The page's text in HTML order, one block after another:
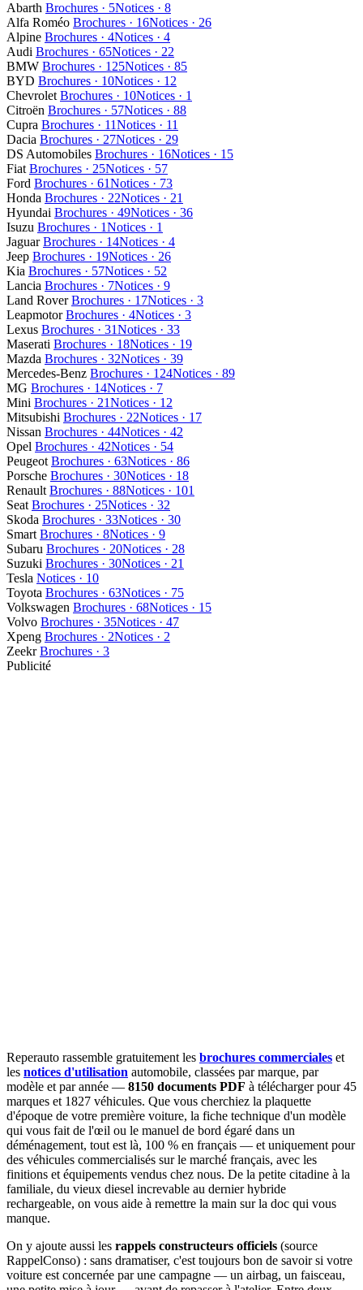
Abarth Brochures · 5Notices · 8
Alfa Roméo Brochures · 16Notices · 26
Alpine Brochures · 4Notices · 4
Audi Brochures · 65Notices · 22
BMW Brochures · 125Notices · 85
BYD Brochures · 10Notices · 12
Chevrolet Brochures · 10Notices · 1
Citroën Brochures · 57Notices · 88
Cupra Brochures · 11Notices · 11
Dacia Brochures · 27Notices · 29
DS Automobiles Brochures · 16Notices · 15
Fiat Brochures · 25Notices · 57
Ford Brochures · 61Notices · 73
Honda Brochures · 22Notices · 21
Hyundai Brochures · 49Notices · 36
Isuzu Brochures · 1Notices · 1
Jaguar Brochures · 14Notices · 4
Jeep Brochures · 19Notices · 26
Kia Brochures · 57Notices · 52
Lancia Brochures · 7Notices · 9
Land Rover Brochures · 17Notices · 3
Leapmotor Brochures · 4Notices · 3
Lexus Brochures · 31Notices · 33
Maserati Brochures · 18Notices · 19
Mazda Brochures · 32Notices · 39
Mercedes-Benz Brochures · 124Notices · 89
MG Brochures · 14Notices · 7
Mini Brochures · 21Notices · 12
Mitsubishi Brochures · 22Notices · 17
Nissan Brochures · 44Notices · 42
Opel Brochures · 42Notices · 54
Peugeot Brochures · 63Notices · 86
Porsche Brochures · 30Notices · 18
Renault Brochures · 88Notices · 101
Seat Brochures · 25Notices · 32
Skoda Brochures · 33Notices · 30
Smart Brochures · 8Notices · 9
Subaru Brochures · 20Notices · 28
Suzuki Brochures · 30Notices · 21
Tesla Notices · 10
Toyota Brochures · 63Notices · 75
Volkswagen Brochures · 68Notices · 15
Volvo Brochures · 35Notices · 47
Xpeng Brochures · 2Notices · 2
Zeekr Brochures · 3
Publicité
Reperauto rassemble gratuitement les brochures commerciales et
les notices d'utilisation automobile, classées par marque, par
modèle et par année — 8150 documents PDF à télécharger pour 45
marques et 1827 véhicules. Que vous cherchiez la plaquette
d'époque de votre première voiture, la fiche technique d'un modèle
qui vous fait de l'œil ou le manuel de bord égaré dans un
déménagement, tout est là, 100 % en français — et uniquement pour
des véhicules commercialisés sur le marché français, avec les
finitions et équipements vendus chez nous. De la petite citadine à la
familiale, du vieux diesel increvable au dernier hybride
rechargeable, on vous aide à remettre la main sur la doc qui vous
manque.
On y ajoute aussi les rappels constructeurs officiels (source
RappelConso) : sans dramatiser, c'est toujours bon de savoir si votre
voiture est concernée par une campagne — un airbag, un faisceau,